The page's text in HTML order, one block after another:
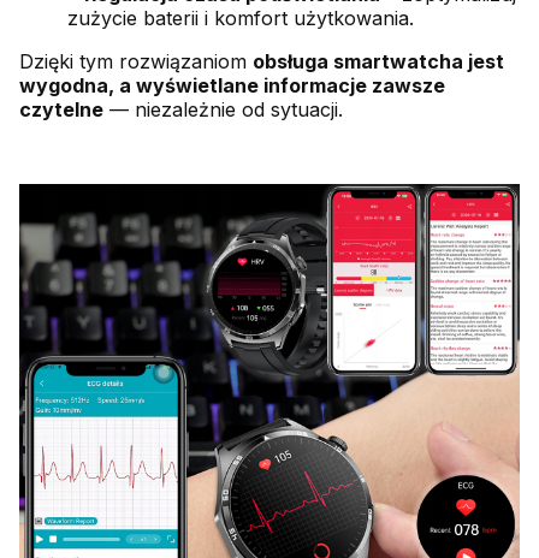
zużycie baterii i komfort użytkowania.
Dzięki tym rozwiązaniom obsługa smartwatcha jest
wygodna, a wyświetlane informacje zawsze
czytelne — niezależnie od sytuacji.